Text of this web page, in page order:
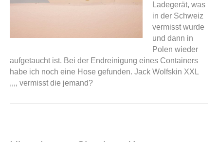
Ladegerät, was
in der Schweiz
vermisst wurde
und dann in
Polen wieder
aufgetaucht ist. Bei der Endreinigung eines Containers
habe ich noch eine Hose gefunden. Jack Wolfskin XXL
,,,, vermisst die jemand?